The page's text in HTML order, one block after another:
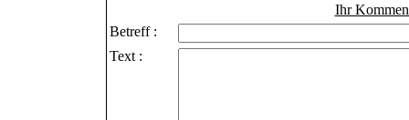
Ihr
Betreff :
Text :